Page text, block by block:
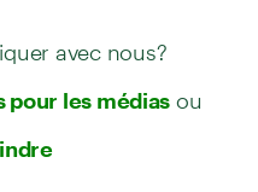
avec nous?
pour les médias ou